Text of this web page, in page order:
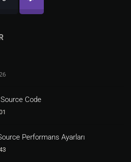
Code
Performans Ayarları